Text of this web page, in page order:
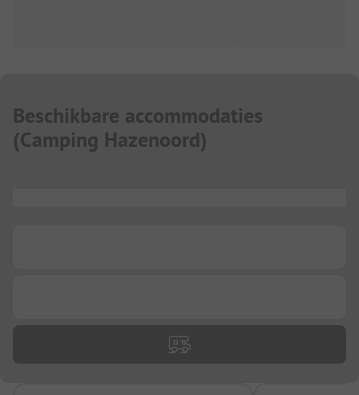
Beschikbare accommodaties
(Camping Hazenoord)